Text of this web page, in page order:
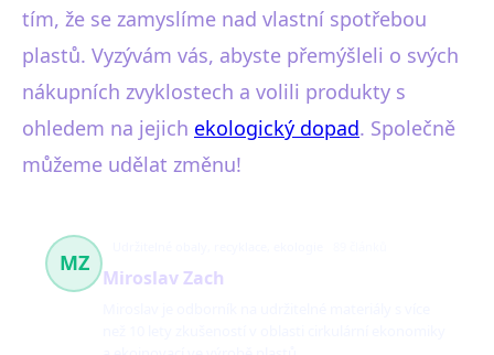
tím, že se zamyslíme nad vlastní spotřebou
plastů. Vyzývám vás, abyste přemýšleli o svých
nákupních zvyklostech a volili produkty s
ohledem na jejich ekologický dopad. Společně
můžeme udělat změnu!
MZ
Miroslav Zach